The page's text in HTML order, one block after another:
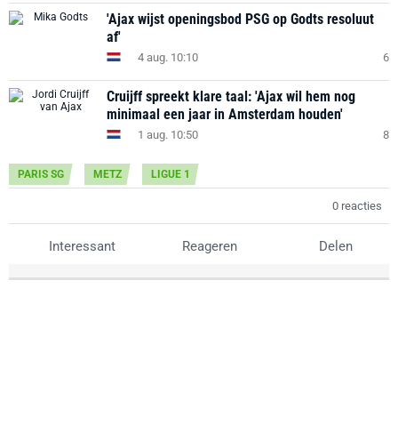
'Ajax wijst openingsbod PSG op Godts resoluut
af'
4 aug. 10:10 6
Cruijff spreekt klare taal: 'Ajax wil hem nog
minimaal een jaar in Amsterdam houden'
1 aug. 10:50 8
PARIS SG METZ LIGUE 1
0 reacties
Interessant Reageren Delen